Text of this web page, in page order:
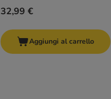
32,99 €
Aggiungi al carrello